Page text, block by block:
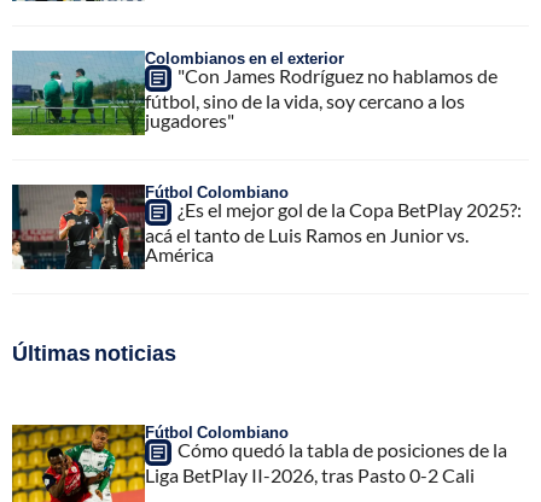
Colombianos en el exterior
"Con James Rodríguez no hablamos de
fútbol, sino de la vida, soy cercano a los
jugadores"
Fútbol Colombiano
¿Es el mejor gol de la Copa BetPlay 2025?:
acá el tanto de Luis Ramos en Junior vs.
América
Últimas noticias
Fútbol Colombiano
Cómo quedó la tabla de posiciones de la
Liga BetPlay II-2026, tras Pasto 0-2 Cali